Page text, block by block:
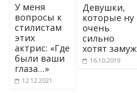
У меня
вопросы к
стилистам
этих
актрис: «Где
были ваши
глаза…»
12.12.2021
Девушки,
которые ну
очень
сильно
хотят замуж
16.10.2019